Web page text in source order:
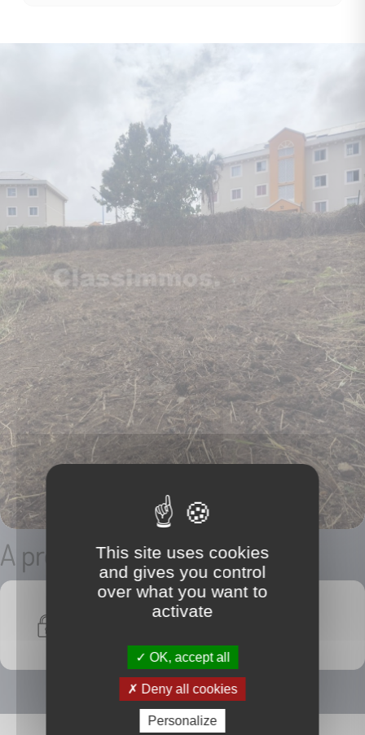
A propos de
Nous devons vérifier votre email
This site uses cookies
and gives you control
over what you want to
activate
OK, accept all
Deny all cookies
Personalize